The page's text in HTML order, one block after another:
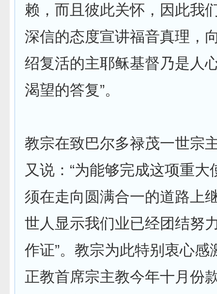
赖，而且彼此关怀，因此我
深信的态度宣讲福音真理，
绍复活的主耶稣基督乃是人
渴望的答复”。
教宗在致巴尔多禄茂一世宗
又说：“为能够完成这项重大
须在走向圆满合一的道路上
世人显示我们业已经团结努
作证”。教宗为此特别衷心感
正教首席宗主教今年十月份